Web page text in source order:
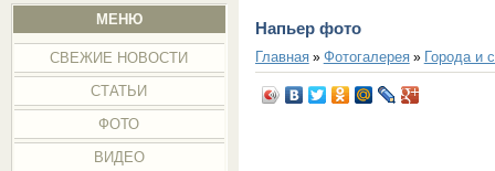
МЕНЮ
СВЕЖИЕ НОВОСТИ
СТАТЬИ
ФОТО
ВИДЕО
Напьер фото
Главная» Фотогалерея» Города и